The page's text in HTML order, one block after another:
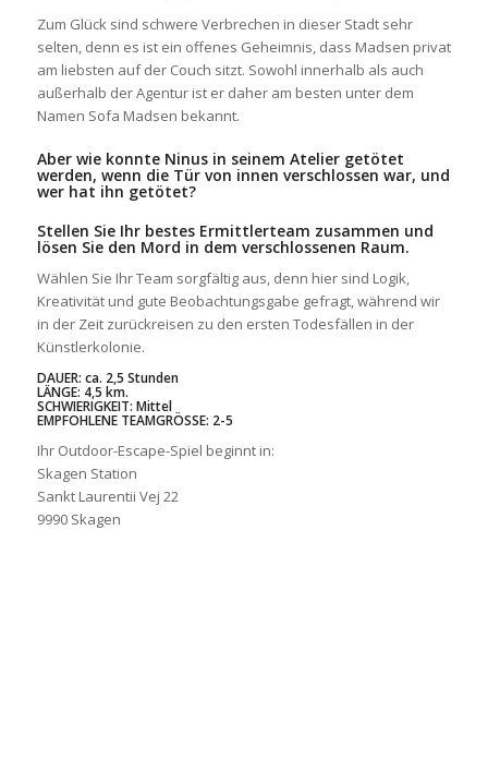
Zum Glück sind schwere Verbrechen in dieser Stadt sehr
selten, denn es ist ein offenes Geheimnis, dass Madsen privat
am liebsten auf der Couch sitzt. Sowohl innerhalb als auch
außerhalb der Agentur ist er daher am besten unter dem
Namen Sofa Madsen bekannt.
Aber wie konnte Ninus in seinem Atelier getötet
werden, wenn die Tür von innen verschlossen war, und
wer hat ihn getötet?
Stellen Sie Ihr bestes Ermittlerteam zusammen und
lösen Sie den Mord in dem verschlossenen Raum.
Wählen Sie Ihr Team sorgfältig aus, denn hier sind Logik,
Kreativität und gute Beobachtungsgabe gefragt, während wir
in der Zeit zurückreisen zu den ersten Todesfällen in der
Künstlerkolonie.
DAUER: ca. 2,5 Stunden
LÄNGE: 4,5 km.
SCHWIERIGKEIT: Mittel
EMPFOHLENE TEAMGRÖSSE: 2-5
Ihr Outdoor-Escape-Spiel beginnt in:
Skagen Station
Sankt Laurentii Vej 22
9990 Skagen